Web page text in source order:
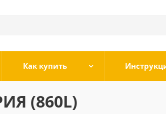
Как купить
(860L)